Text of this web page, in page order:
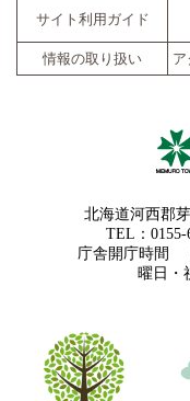
サイト利用ガイド
情報の取り扱い
北海道河西郡
TEL：0155-
庁舎開庁時間
曜日・